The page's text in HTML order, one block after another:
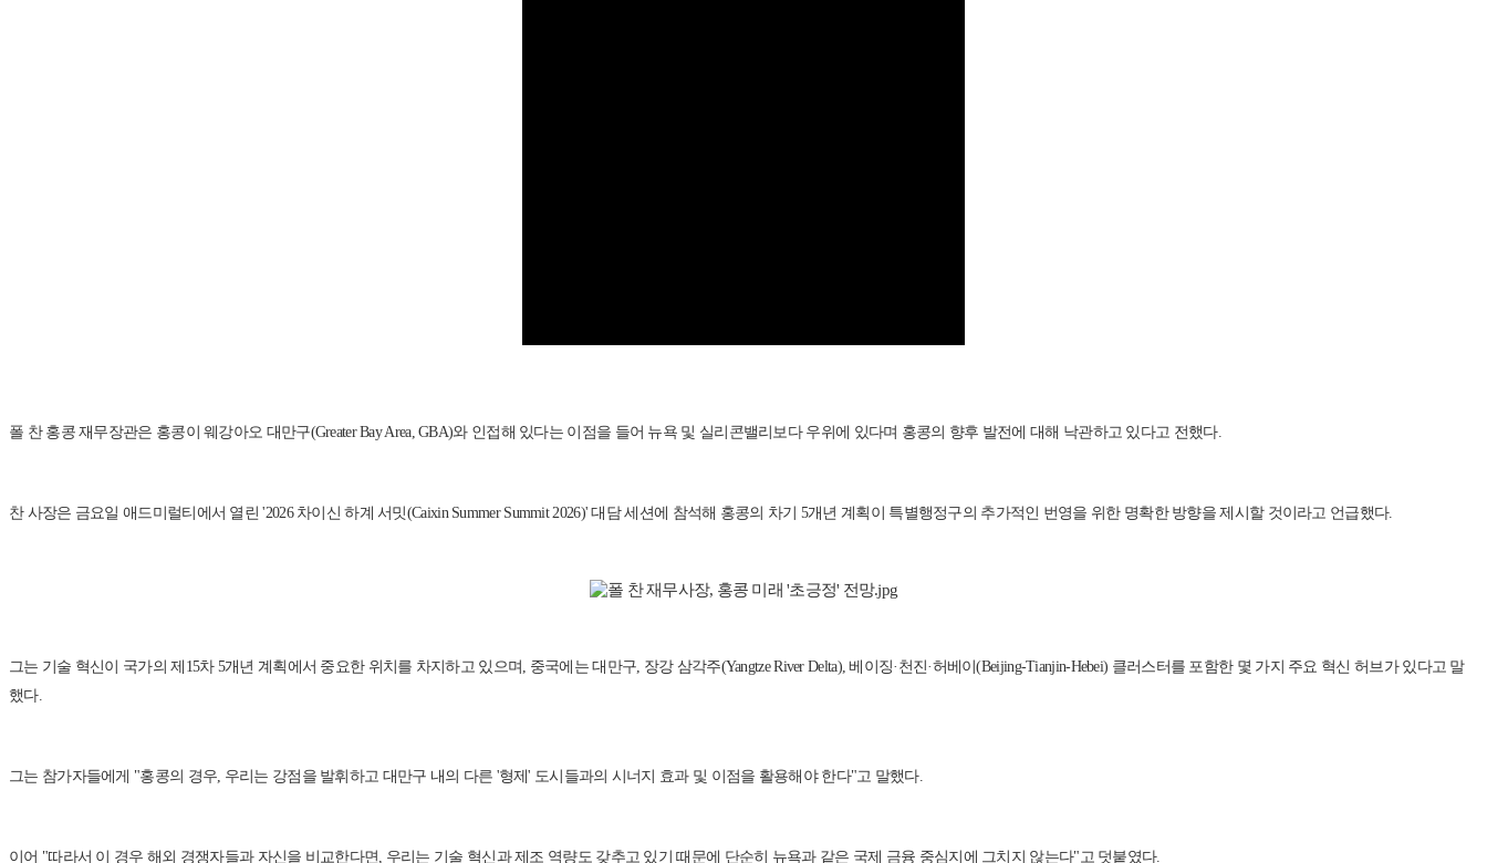
폴 찬 홍콩 재무장관은 홍콩이 웨강아오 대만구(Greater Bay Area, GBA)와 인접해 있다는 이점을 들어 뉴욕 및 실리콘밸리보다 우위에 있다며 홍콩의 향후 발전에 대해 낙관하고 있다고 전했다.
찬 사장은 금요일 애드미럴티에서 열린 '2026 차이신 하계 서밋(Caixin Summer Summit 2026)' 대담 세션에 참석해 홍콩의 차기 5개년 계획이 특별행정구의 추가적인 번영을 위한 명확한 방향을 제시할 것이라고 언급했다.
그는 기술 혁신이 국가의 제15차 5개년 계획에서 중요한 위치를 차지하고 있으며, 중국에는 대만구, 장강 삼각주(Yangtze River Delta), 베이징·천진·허베이(Beijing-Tianjin-Hebei) 클러스터를 포함한 몇 가지 주요 혁신 허브가 있다고 말
했다.
그는 참가자들에게 "홍콩의 경우, 우리는 강점을 발휘하고 대만구 내의 다른 '형제' 도시들과의 시너지 효과 및 이점을 활용해야 한다"고 말했다.
이어 "따라서 이 경우 해외 경쟁자들과 자신을 비교한다면, 우리는 기술 혁신과 제조 역량도 갖추고 있기 때문에 단순히 뉴욕과 같은 국제 금융 중심지에 그치지 않는다"고 덧붙였다.